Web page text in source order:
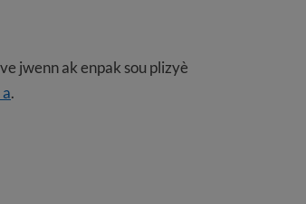
jwenn ak enpak sou plizyè
.